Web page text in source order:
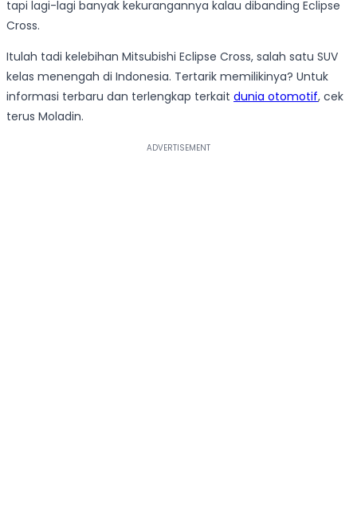
tapi lagi-lagi banyak kekurangannya kalau dibanding Eclipse
Cross.
Itulah tadi kelebihan Mitsubishi Eclipse Cross, salah satu SUV
kelas menengah di Indonesia. Tertarik memilikinya? Untuk
informasi terbaru dan terlengkap terkait dunia otomotif, cek
terus Moladin.